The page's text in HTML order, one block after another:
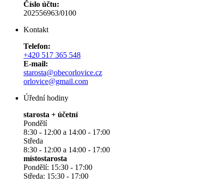
Číslo účtu:
202556963/0100
Kontakt
Telefon:
+420 517 365 548
E-mail:
starosta@obecorlovice.cz
orlovice@gmail.com
Úřední hodiny
starosta + účetní
Pondělí
8:30 - 12:00 a 14:00 - 17:00
Středa
8:30 - 12:00 a 14:00 - 17:00
místostarosta
Pondělí: 15:30 - 17:00
Středa: 15:30 - 17:00